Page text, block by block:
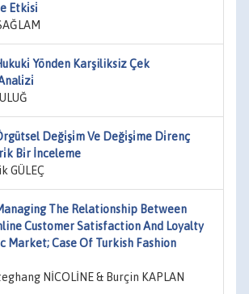
Etki̇si̇
Yönden Karşiliksiz Çek
Deği̇şi̇m Ve Deği̇şi̇me Di̇renç
Bi̇r İnceleme
GÜLEÇ
The Relationship Between
Customer Satisfaction And Loyalty
Market; Case Of Turkish Fashion
NİCOLİNE & Burçin KAPLAN